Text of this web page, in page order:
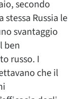
secondo
Russia le
svantaggio
ben
russo. I
che il